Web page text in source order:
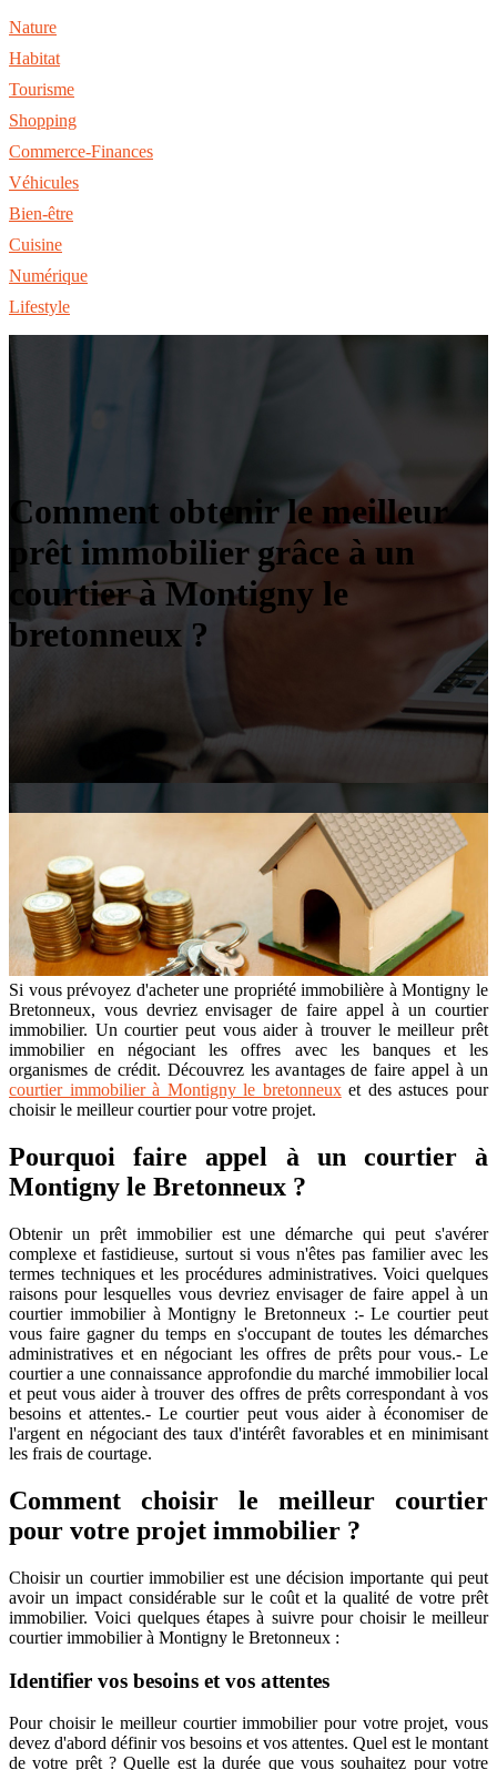
Nature
Habitat
Tourisme
Shopping
Commerce-Finances
Véhicules
Bien-être
Cuisine
Numérique
Lifestyle
Comment obtenir le meilleur
prêt immobilier grâce à un
courtier à Montigny le
bretonneux ?
Si vous prévoyez d'acheter une propriété immobilière à Montigny le
Bretonneux, vous devriez envisager de faire appel à un courtier
immobilier. Un courtier peut vous aider à trouver le meilleur prêt
immobilier en négociant les offres avec les banques et les
organismes de crédit. Découvrez les avantages de faire appel à un
courtier immobilier à Montigny le bretonneuxet des astuces pour
choisir le meilleur courtier pour votre projet.
Pourquoi faire appel à un courtier à
Montigny le Bretonneux ?
Obtenir un prêt immobilier est une démarche qui peut s'avérer
complexe et fastidieuse, surtout si vous n'êtes pas familier avec les
termes techniques et les procédures administratives. Voici quelques
raisons pour lesquelles vous devriez envisager de faire appel à un
courtier immobilier à Montigny le Bretonneux :- Le courtier peut
vous faire gagner du temps en s'occupant de toutes les démarches
administratives et en négociant les offres de prêts pour vous.- Le
courtier a une connaissance approfondie du marché immobilier local
et peut vous aider à trouver des offres de prêts correspondant à vos
besoins et attentes.- Le courtier peut vous aider à économiser de
l'argent en négociant des taux d'intérêt favorables et en minimisant
les frais de courtage.
Comment choisir le meilleur courtier
pour votre projet immobilier ?
Choisir un courtier immobilier est une décision importante qui peut
avoir un impact considérable sur le coût et la qualité de votre prêt
immobilier. Voici quelques étapes à suivre pour choisir le meilleur
courtier immobilier à Montigny le Bretonneux :
Identifier vos besoins et vos attentes
Pour choisir le meilleur courtier immobilier pour votre projet, vous
devez d'abord définir vos besoins et vos attentes. Quel est le montant
de votre prêt ? Quelle est la durée que vous souhaitez pour votre